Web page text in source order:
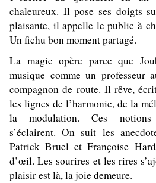
chaleureux. Il pose ses doigts
plaisante, il appelle le public à
Un fichu bon moment partagé.
La magie opère parce que
musique comme un professeur
compagnon de route. Il rêve,
les lignes de l’harmonie, de la
la modulation. Ces notions
s’éclairent. On suit les
Patrick Bruel et Françoise
d’œil. Les sourires et les rires
plaisir est là, la joie demeure.